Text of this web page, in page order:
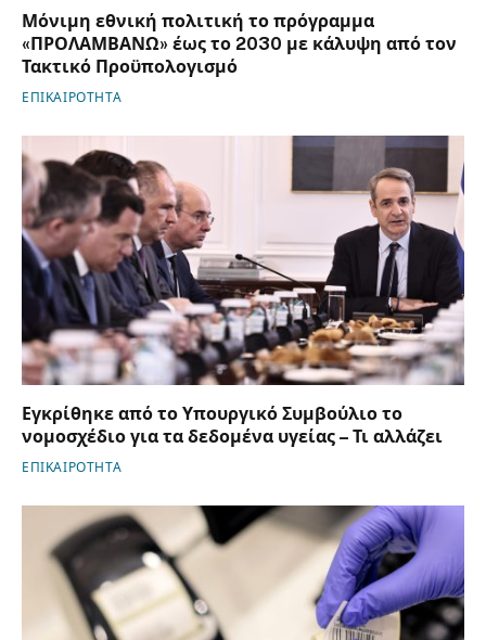
Μόνιμη εθνική πολιτική το πρόγραμμα
«ΠΡΟΛΑΜΒΑΝΩ» έως το 2030 με κάλυψη από τον
Τακτικό Προϋπολογισμό
ΕΠΙΚΑΙΡΟΤΗΤΑ
Εγκρίθηκε από το Υπουργικό Συμβούλιο το
νομοσχέδιο για τα δεδομένα υγείας – Τι αλλάζει
ΕΠΙΚΑΙΡΟΤΗΤΑ